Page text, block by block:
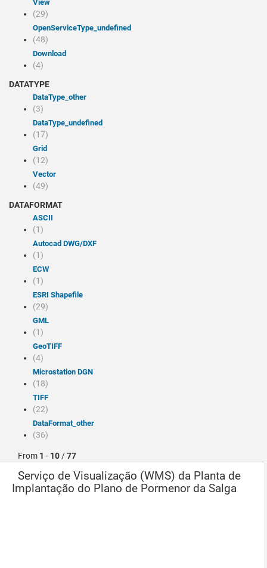
view
(29)
openServiceType_undefined
(48)
Download
(4)
DATATYPE
dataType_other
(3)
dataType_undefined
(17)
Grid
(12)
Vector
(49)
DATAFORMAT
ASCII
(1)
Autocad DWG/DXF
(1)
ECW
(1)
ESRI Shapefile
(29)
GML
(1)
GeoTIFF
(4)
Microstation DGN
(18)
TIFF
(22)
dataFormat_other
(36)
From 1 - 10 /77
Serviço de Visualização (WMS) da Planta de
Implantação do Plano de Pormenor da Salga